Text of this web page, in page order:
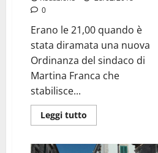
0
Erano le 21,00 quando è
stata diramata una nuova
Ordinanza del sindaco di
Martina Franca che
stabilisce...
Leggi tutto